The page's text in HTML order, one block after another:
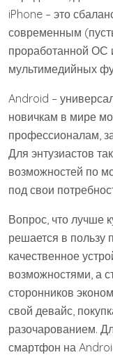
iPhone – это
современным
проработанной ОС
мультимедийных
Android –
новичкам в мире
профессионалам,
Для энтузиастов
возможностей по
под свои
Вопрос, что лучше
решается в пользу
качественное
возможностями, а
сторонников
свой девайс,
разочарованием.
смартфон на